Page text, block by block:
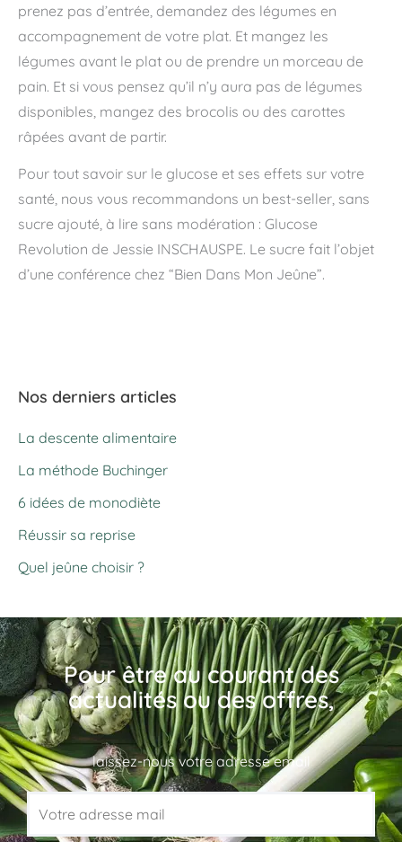
prenez pas d’entrée, demandez des légumes en
accompagnement de votre plat. Et mangez les
légumes avant le plat ou de prendre un morceau de
pain. Et si vous pensez qu’il n’y aura pas de légumes
disponibles, mangez des brocolis ou des carottes
râpées avant de partir.
Pour tout savoir sur le glucose et ses effets sur votre
santé, nous vous recommandons un best-seller, sans
sucre ajouté, à lire sans modération : Glucose
Revolution de Jessie INSCHAUSPE. Le sucre fait l’objet
d’une conférence chez “Bien Dans Mon Jeûne”.
Nos derniers articles
La descente alimentaire
La méthode Buchinger
6 idées de monodiète
Réussir sa reprise
Quel jeûne choisir ?
Pour être au courant des
actualités ou des offres,
laissez-nous votre adresse email